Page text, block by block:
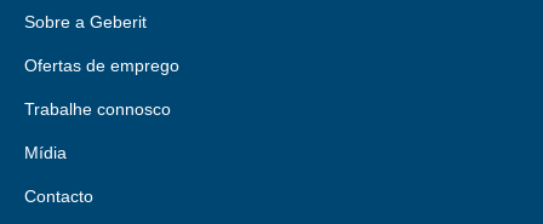
Sobre a Geberit
Ofertas de emprego
Trabalhe connosco
Mídia
Contacto